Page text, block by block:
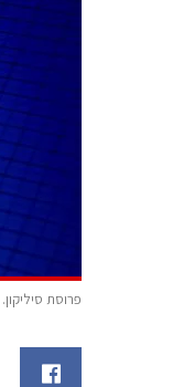
פרוסת סיליקון.